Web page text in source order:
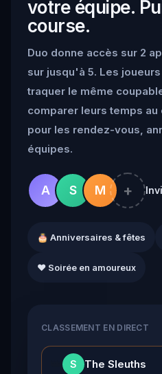
votre équipe.
course.
Duo donne accès sur 2
sur jusqu'à 5. Les
traquer le même
comparer leurs temps au
pour les rendez-vous,
équipes.
A S M +
🎂 Anniversaires & fêtes
❤️ Soirée en amoureux
CLASSEMENT EN DIRECT
S The Sleuths